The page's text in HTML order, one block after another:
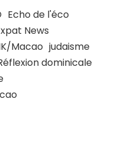
Echo de l'éco
News
Macao judaisme
dominicale